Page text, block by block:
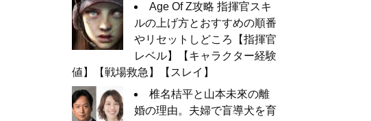
Age Of Z攻略 指揮官スキ
ルの上げ方とおすすめの順番
やリセットしどころ【指揮官
レベル】【キャラクター経験
値】【戦場救急】【スレイ】
椎名桔平と山本未來の離
婚の理由。夫婦で盲導犬を育